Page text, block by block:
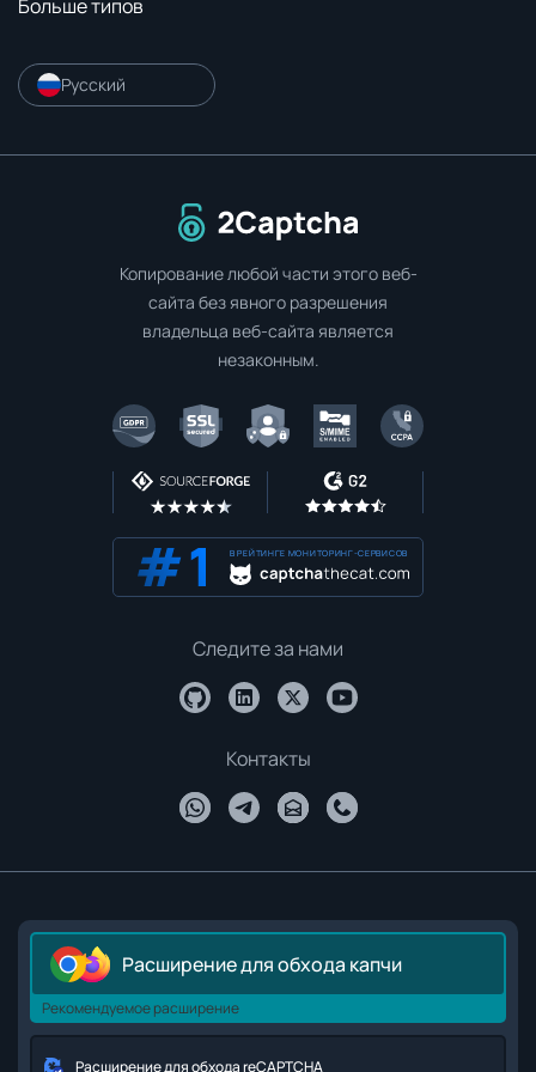
Больше типов
Русский
Перейти на главную страницу
Копирование любой части этого веб-
сайта без явного разрешения
владельца веб-сайта является
незаконным.
В РЕЙТИНГЕ МОНИТОРИНГ-СЕРВИСОВ
Следите за нами
Контакты
Расширение для обхода капчи
Рекомендуемое расширение
Расширение для обхода reCAPTCHA